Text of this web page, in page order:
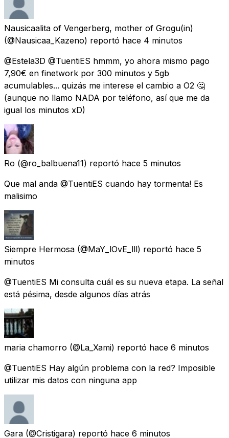
Nausicaalita of Vengerberg, mother of Grogu(in)
(@Nausicaa_Kazeno) reportó hace 4 minutos
@Estela3D @TuentiES hmmm, yo ahora mismo pago
7,90€ en finetwork por 300 minutos y 5gb
acumulables... quizás me interese el cambio a O2 🤔
(aunque no llamo NADA por teléfono, así que me da
igual los minutos xD)
Ro (@ro_balbuena11) reportó hace 5 minutos
Que mal anda @TuentiES cuando hay tormenta! Es
malisimo
Siempre Hermosa (@MaY_lOvE_lll) reportó hace 5
minutos
@TuentiES Mi consulta cuál es su nueva etapa. La señal
está pésima, desde algunos días atrás
maria chamorro (@La_Xami) reportó hace 6 minutos
@TuentiES Hay algún problema con la red? Imposible
utilizar mis datos con ninguna app
Gara (@Cristigara) reportó hace 6 minutos